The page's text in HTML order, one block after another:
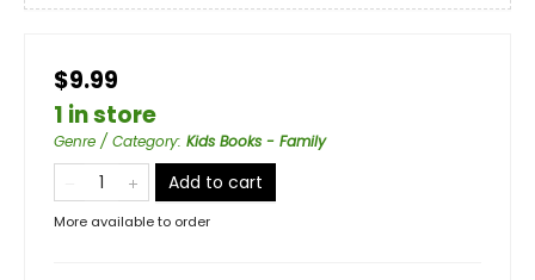
$9.99
1 in store
Genre / Category: Kids Books - Family
Add to cart
More available to order